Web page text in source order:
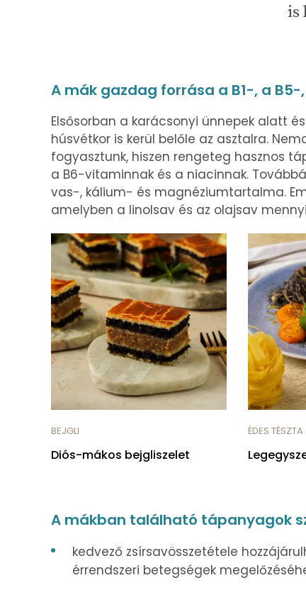
is
A mák gazdag forrása a B1-, a
Elsősorban a karácsonyi ünnepek alatt
húsvétkor is kerül belőle az asztalra.
fogyasztunk, hiszen rengeteg hasznos
a B6-vitaminnak és a niacinnak.
vas-, kálium- és magnéziumtartalma.
amelyben a linolsav és az olajsav
BEJGLI
Diós-mákos bejgliszelet
ÉDES TÉSZTA
A mákban található tápanyagok
kedvező zsírsavösszetétele
érrendszeri betegségek